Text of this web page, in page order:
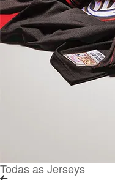
Todas as Jerseys